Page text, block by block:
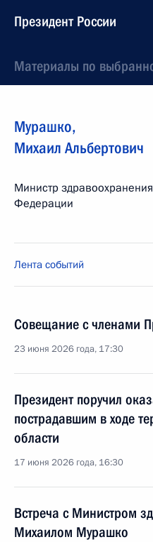
Президент России
Материалы по
Мурашко,
Михаил Альбертович
Министр
Федерации
Лента событий
Совещание с членами
23 июня 2026 года, 17:30
Президент поручил
пострадавшим в ходе
области
17 июня 2026 года, 16:30
Встреча с Министром
Михаилом Мурашко